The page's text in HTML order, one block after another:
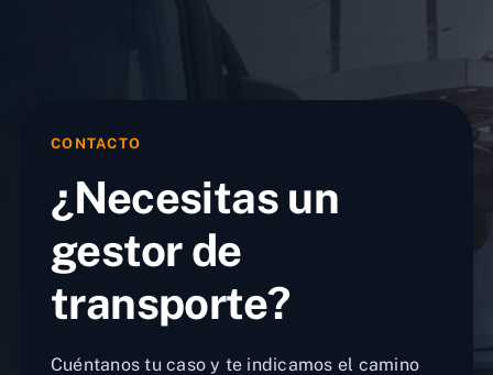
CONTACTO
¿Necesitas un
gestor de
transporte?
Cuéntanos tu caso y te indicamos el camino